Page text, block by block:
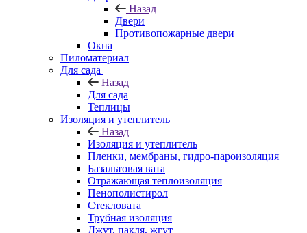
Назад
Двери
Противопожарные двери
Окна
Пиломатериал
Для сада
Назад
Для сада
Теплицы
Изоляция и утеплитель
Назад
Изоляция и утеплитель
Пленки, мембраны, гидро-пароизоляция
Базальтовая вата
Отражающая теплоизоляция
Пенополистирол
Стекловата
Трубная изоляция
Джут, пакля, жгут